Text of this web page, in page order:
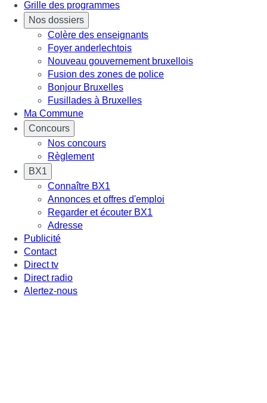
Grille des programmes
Nos dossiers
Colère des enseignants
Foyer anderlechtois
Nouveau gouvernement bruxellois
Fusion des zones de police
Bonjour Bruxelles
Fusillades à Bruxelles
Ma Commune
Concours
Nos concours
Règlement
BX1
Connaître BX1
Annonces et offres d'emploi
Regarder et écouter BX1
Adresse
Publicité
Contact
Direct tv
Direct radio
Alertez-nous